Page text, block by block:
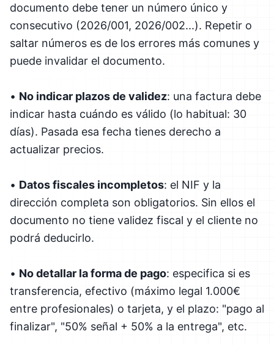
documento debe tener un número único y
consecutivo (2026/001, 2026/002...). Repetir o
saltar números es de los errores más comunes y
puede invalidar el documento.
• No indicar plazos de validez: una factura debe
indicar hasta cuándo es válido (lo habitual: 30
días). Pasada esa fecha tienes derecho a
actualizar precios.
• Datos fiscales incompletos: el NIF y la
dirección completa son obligatorios. Sin ellos el
documento no tiene validez fiscal y el cliente no
podrá deducirlo.
• No detallar la forma de pago: especifica si es
transferencia, efectivo (máximo legal 1.000€
entre profesionales) o tarjeta, y el plazo: "pago al
finalizar", "50% señal + 50% a la entrega", etc.